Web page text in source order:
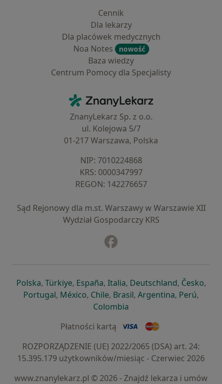
Cennik
Dla lekarzy
Dla placówek medycznych
Noa Notes
nowość
Baza wiedzy
Centrum Pomocy dla Specjalisty
ZnanyLekarz - Strona główna
ZnanyLekarz Sp. z o.o.
ul. Kolejowa 5/7
01-217 Warszawa, Polska
NIP: ⁠7010224868
KRS: ⁠0000347997
REGON: ⁠142276657
Sąd Rejonowy dla m.st. Warszawy w Warszawie XII
Wydział Gospodarczy KRS
Polskaotwiera się w nowej karcie
, Türkiyeotwiera się w nowej karcie
, Españaotwiera się w nowej karcie
, Italiaotwiera się w nowej
, Deutschlandotwiera się
, Česko,
Portugalotwiera się w nowej karcie
, Méxicootwiera się w nowej karcie
, Chileotwiera się w nowej karcie
, Brasilotwiera się w nowej
, Argentinaotwiera się
, Perú,
Colombia
Płatności kartą
ROZPORZĄDZENIE (UE) 2022/2065 (DSA) art. 24:
15.395.179 użytkowników/miesiąc - Czerwiec 2026
www.znanylekarz.pl © 2026 - Znajdź lekarza i umów